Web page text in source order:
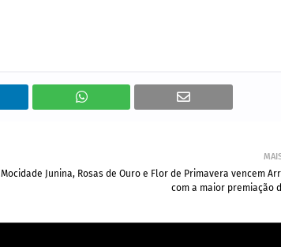
Mocidade Junina, Rosas de Ouro e Flor de Primavera vencem
com a maior premiação